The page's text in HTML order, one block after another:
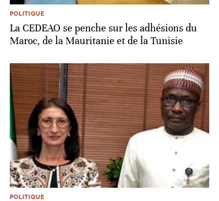
POLITIQUE
La CEDEAO se penche sur les adhésions du
Maroc, de la Mauritanie et de la Tunisie
POLITIQUE